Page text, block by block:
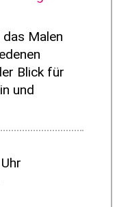
Malen
Blick für
und